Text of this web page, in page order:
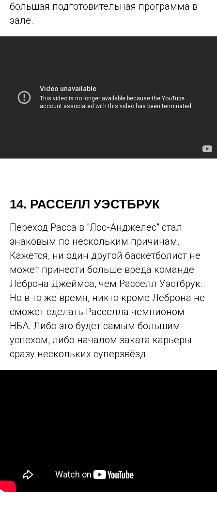
большая подготовительная программа в
зале.
14. РАССЕЛЛ УЭСТБРУК
Переход Расса в "Лос-Анджелес" стал
знаковым по нескольким причинам.
Кажется, ни один другой баскетболист не
может принести больше вреда команде
Леброна Джеймса, чем Расселл Уэстбрук.
Но в то же время, никто кроме Леброна не
сможет сделать Расселла чемпионом
НБА. Либо это будет самым большим
успехом, либо началом заката карьеры
сразу нескольких суперзвёзд.